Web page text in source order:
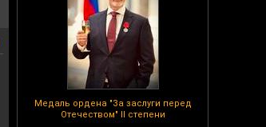
Медаль ордена "За заслуги перед
Отечеством" II степени